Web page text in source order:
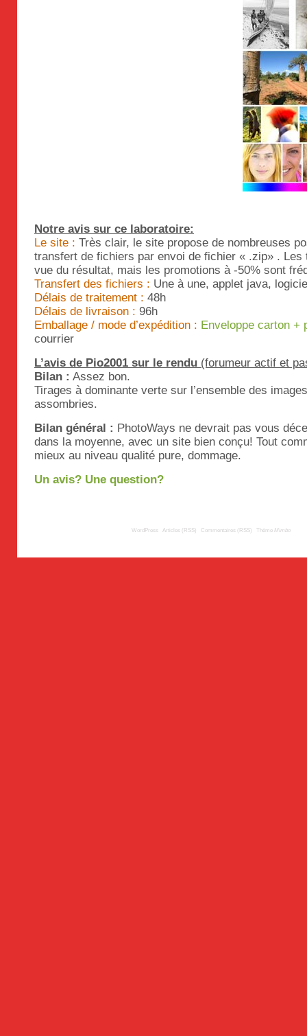
Notre avis sur ce laboratoire:
Le site : Très clair, le site propose de nombreuses
transfert de fichiers par envoi de fichier « .zip» .
vue du résultat, mais les promotions à -50% sont
Transfert des fichiers : Une à une, applet java,
Délais de traitement : 48h
Délais de livraison : 96h
Emballage / mode d’expédition : Enveloppe carton +
courrier
L’avis de Pio2001 sur le rendu (forumeur actif et
Bilan : Assez bon.
Tirages à dominante verte sur l’ensemble des
assombries.
Bilan général : PhotoWays ne devrait pas vous
dans la moyenne, avec un site bien conçu! Tout
mieux au niveau qualité pure, dommage.
Un avis? Une question?
WordPress Articles (RSS) Commentaires (RSS) Thème Mimbo